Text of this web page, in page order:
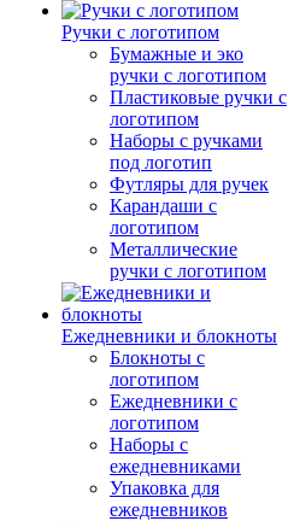
Ручки с логотипом
Бумажные и эко
ручки с логотипом
Пластиковые ручки с
логотипом
Наборы с ручками
под логотип
Футляры для ручек
Карандаши с
логотипом
Металлические
ручки с логотипом
Ежедневники и блокноты
Блокноты с
логотипом
Ежедневники с
логотипом
Наборы с
ежедневниками
Упаковка для
ежедневников